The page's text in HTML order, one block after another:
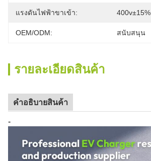
แรงดันไฟฟ้าขาเข้า: 400v±15%
OEM/ODM: สนับสนุน
รายละเอียดสินค้า
คําอธิบายสินค้า
-